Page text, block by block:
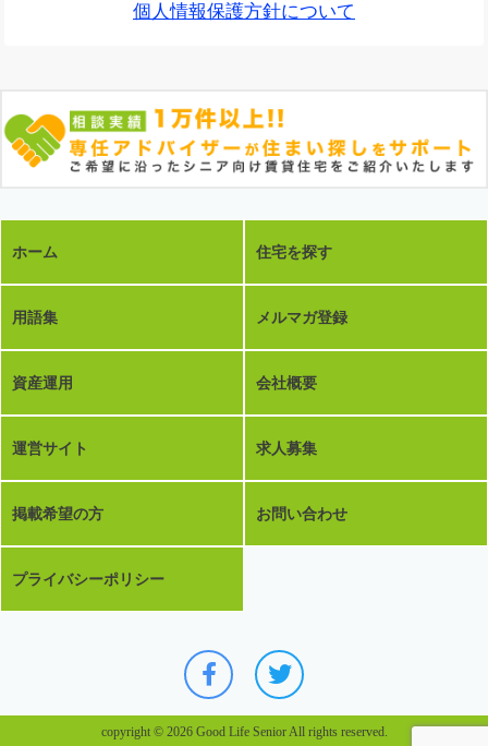
個人情報保護方針について
ホーム 住宅を探す
用語集 メルマガ登録
資産運用 会社概要
運営サイト 求人募集
掲載希望の方 お問い合わせ
プライバシーポリシー
copyright © 2026 Good Life Senior All rights reserved.